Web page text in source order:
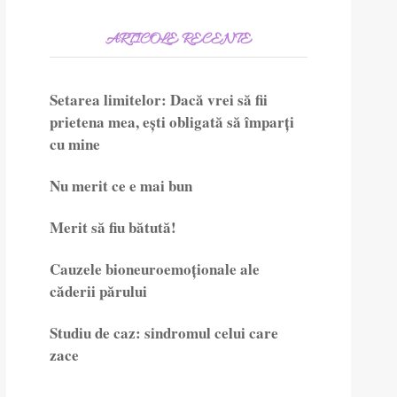
ARTICOLE RECENTE
Setarea limitelor: Dacă vrei să fii
prietena mea, ești obligată să împarți
cu mine
Nu merit ce e mai bun
Merit să fiu bătută!
Cauzele bioneuroemoționale ale
căderii părului
Studiu de caz: sindromul celui care
zace